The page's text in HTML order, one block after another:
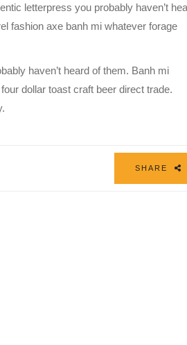
letterpress you probably haven’t
fashion axe banh mi whatever forage
haven’t heard of them. Banh mi
dollar toast craft beer direct trade.
SHARE